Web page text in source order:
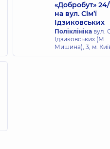
Володимир
Олександрович
Рентгенолог,
Ніколенко Анна
«Добробут»
на вул. Сім’ї
Ідзиковських
Поліклініка вул.
Ідзиковських (М.
Мишина), 3, м.